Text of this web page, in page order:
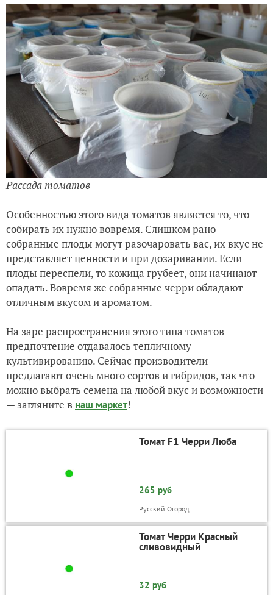
Рассада томатов
Особенностью этого вида томатов является то, что
собирать их нужно вовремя. Слишком рано
собранные плоды могут разочаровать вас, их вкус не
представляет ценности и при дозаривании. Если
плоды переспели, то кожица грубеет, они начинают
опадать. Вовремя же собранные черри обладают
отличным вкусом и ароматом.
На заре распространения этого типа томатов
предпочтение отдавалось тепличному
культивированию. Сейчас производители
предлагают очень много сортов и гибридов, так что
можно выбрать семена на любой вкус и возможности
— загляните в наш маркет!
Томат F1 Черри Люба
265 руб
Русский Огород
Томат Черри Красный
сливовидный
32 руб